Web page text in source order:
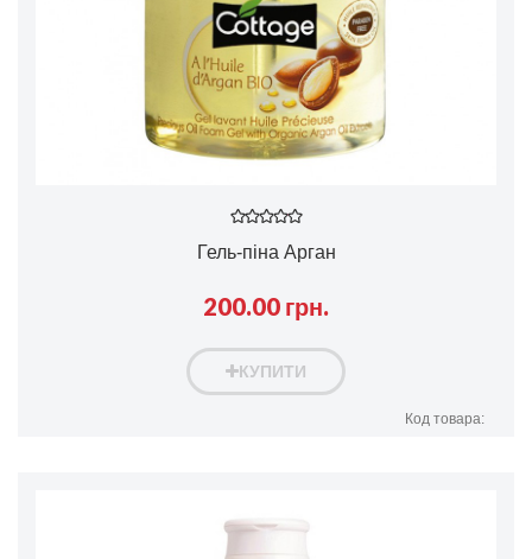
Гель-піна Арган
200.00 грн.
КУПИТИ
Код товара: